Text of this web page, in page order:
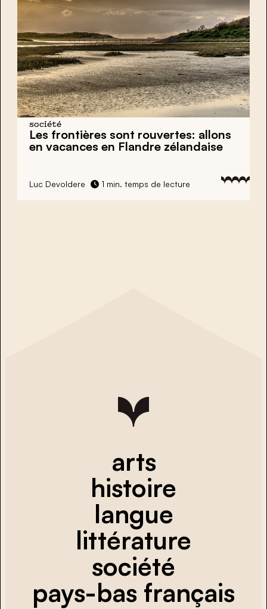
société
Les frontières sont rouvertes: allons
en vacances en Flandre zélandaise
Luc Devoldere 1 min. temps de lecture
arts
histoire
langue
littérature
société
pays-bas français